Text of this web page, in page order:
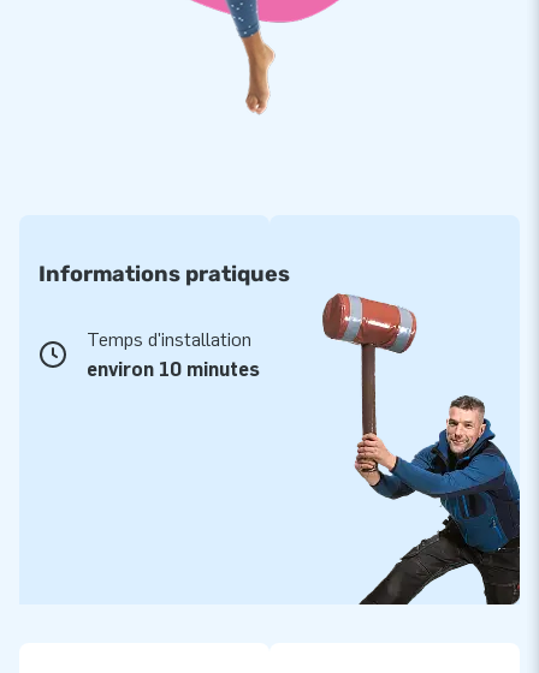
Informations pratiques
Temps d'installation
environ 10 minutes